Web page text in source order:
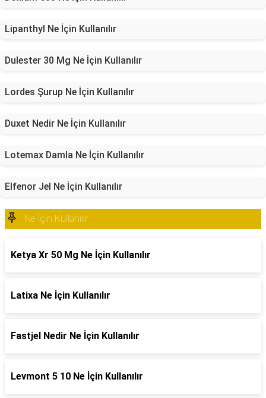
Lipanthyl Ne İçin Kullanılır
Dulester 30 Mg Ne İçin Kullanılır
Lordes Şurup Ne İçin Kullanılır
Duxet Nedir Ne İçin Kullanılır
Lotemax Damla Ne İçin Kullanılır
Elfenor Jel Ne İçin Kullanılır
Ne İçin Kullanılır
Ketya Xr 50 Mg Ne İçin Kullanılır
Latixa Ne İçin Kullanılır
Fastjel Nedir Ne İçin Kullanılır
Levmont 5 10 Ne İçin Kullanılır